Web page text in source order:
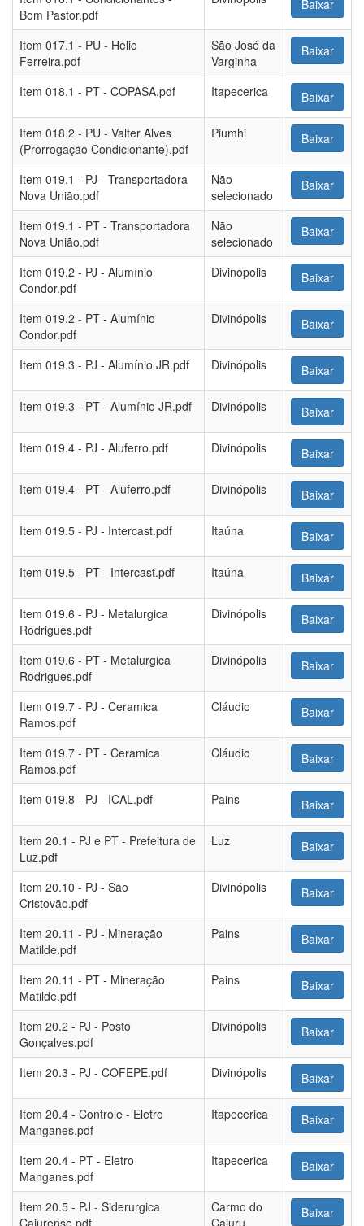
Bom Pastor.pdf
Baixar
Item 017.1 - PU - Hélio
Ferreira.pdf
São José da
Varginha
Baixar
Item 018.1 - PT - COPASA.pdf Itapecerica Baixar
Item 018.2 - PU - Valter Alves
(Prorrogação Condicionante).pdf
Piumhi Baixar
Item 019.1 - PJ - Transportadora
Nova União.pdf
Não
selecionado
Baixar
Item 019.1 - PT - Transportadora
Nova União.pdf
Não
selecionado
Baixar
Item 019.2 - PJ - Alumínio
Condor.pdf
Divinópolis Baixar
Item 019.2 - PT - Alumínio
Condor.pdf
Divinópolis Baixar
Item 019.3 - PJ - Alumínio JR.pdf Divinópolis Baixar
Item 019.3 - PT - Alumínio JR.pdf Divinópolis Baixar
Item 019.4 - PJ - Aluferro.pdf Divinópolis Baixar
Item 019.4 - PT - Aluferro.pdf Divinópolis Baixar
Item 019.5 - PJ - Intercast.pdf Itaúna Baixar
Item 019.5 - PT - Intercast.pdf Itaúna Baixar
Item 019.6 - PJ - Metalurgica
Rodrigues.pdf
Divinópolis Baixar
Item 019.6 - PT - Metalurgica
Rodrigues.pdf
Divinópolis Baixar
Item 019.7 - PJ - Ceramica
Ramos.pdf
Cláudio Baixar
Item 019.7 - PT - Ceramica
Ramos.pdf
Cláudio Baixar
Item 019.8 - PJ - ICAL.pdf Pains Baixar
Item 20.1 - PJ e PT - Prefeitura de
Luz.pdf
Luz Baixar
Item 20.10 - PJ - São
Cristovão.pdf
Divinópolis Baixar
Item 20.11 - PJ - Mineração
Matilde.pdf
Pains Baixar
Item 20.11 - PT - Mineração
Matilde.pdf
Pains Baixar
Item 20.2 - PJ - Posto
Gonçalves.pdf
Divinópolis Baixar
Item 20.3 - PJ - COFEPE.pdf Divinópolis Baixar
Item 20.4 - Controle - Eletro
Manganes.pdf
Itapecerica Baixar
Item 20.4 - PT - Eletro
Manganes.pdf
Itapecerica Baixar
Item 20.5 - PJ - Siderurgica
Cajurense.pdf
Carmo do
Cajuru
Baixar